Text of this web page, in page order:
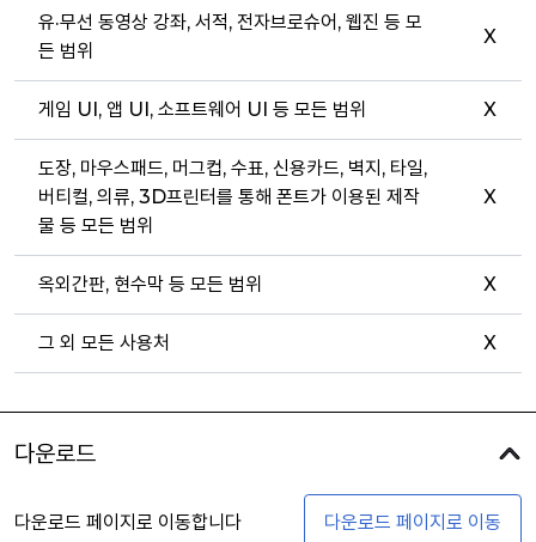
유·무선 동영상 강좌, 서적, 전자브로슈어, 웹진 등 모
든 범위
X
게임 UI, 앱 UI, 소프트웨어 UI 등 모든 범위 X
도장, 마우스패드, 머그컵, 수표, 신용카드, 벽지, 타일,
버티컬, 의류, 3D프린터를 통해 폰트가 이용된 제작
물 등 모든 범위
X
옥외간판, 현수막 등 모든 범위 X
그 외 모든 사용처 X
다운로드
다운로드 페이지로 이동합니다 다운로드 페이지로 이동